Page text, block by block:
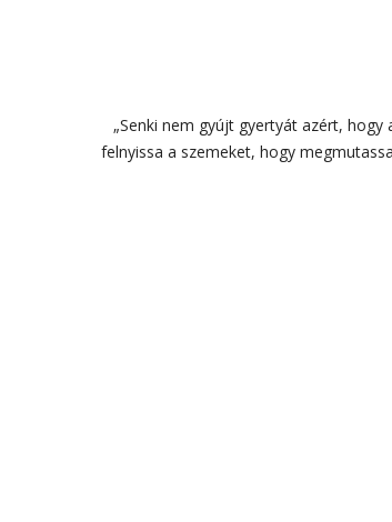
„Senki nem gyújt gyertyát azért,
felnyissa a szemeket, hogy